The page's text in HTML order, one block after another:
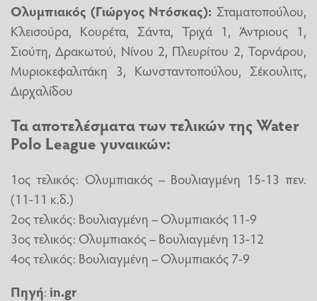
Ολυμπιακός (Γιώργος Ντόσκας): Σταματοπούλου,
Κλεισούρα, Κουρέτα, Σάντα, Τριχά 1, Άντριους 1,
Σιούτη, Δρακωτού, Νίνου 2, Πλευρίτου 2, Τορνάρου,
Μυριοκεφαλιτάκη 3, Κωνσταντοπούλου, Σέκουλιτς,
Διρχαλίδου
Τα αποτελέσματα των τελικών της Water
Polo League γυναικών:
1ος τελικός: Ολυμπιακός – Βουλιαγμένη 15-13 πεν.
(11-11 κ.δ.)
2ος τελικός: Βουλιαγμένη – Ολυμπιακός 11-9
3ος τελικός: Ολυμπιακός – Βουλιαγμένη 13-12
4ος τελικός: Βουλιαγμένη – Ολυμπιακός 7-9
Πηγή:in.gr